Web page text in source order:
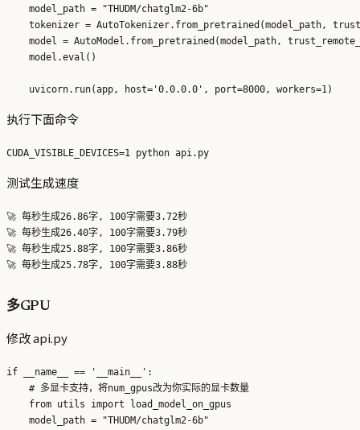
    model_path = "THUDM/chatglm2-6b"
tokenizer = AutoTokenizer.from_pretrained(model_path,
model = AutoModel.from_pretrained(model_path,
    model.eval()
执行下面命令
测试生成速度
🚀 每秒生成26.86字, 100字需要3.72秒
🚀 每秒生成26.40字, 100字需要3.79秒
🚀 每秒生成25.88字, 100字需要3.86秒
多GPU
修改 api.py
if __name__ == '__main__':
    # 多显卡支持，将num_gpus改为你实际的显卡数量
    from utils import load_model_on_gpus
    model_path = "THUDM/chatglm2-6b"